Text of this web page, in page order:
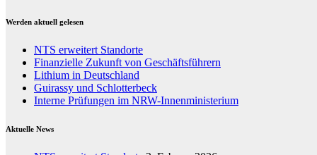
Werden aktuell gelesen
NTS erweitert Standorte
Finanzielle Zukunft von Geschäftsführern
Lithium in Deutschland
Guirassy und Schlotterbeck
Interne Prüfungen im NRW-Innenministerium
Aktuelle News